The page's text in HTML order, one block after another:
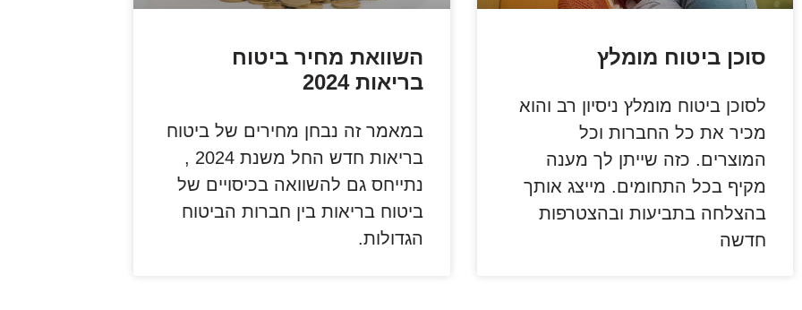
סוכן ביטוח מומלץ
לסוכן ביטוח מומלץ ניסיון רב והוא
מכיר את כל החברות וכל
המוצרים. כזה שייתן לך מענה
מקיף בכל התחומים. מייצג אותך
בהצלחה בתביעות ובהצטרפות
חדשה
השוואת מחיר ביטוח
בריאות 2024
במאמר זה נבחן מחירים של ביטוח
בריאות חדש החל משנת 2024 ,
נתייחס גם להשוואה בכיסויים של
ביטוח בריאות בין חברות הביטוח
הגדולות.